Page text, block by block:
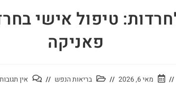
טיפול אישי
פאניקה
מאי 6, 2026 בריאות הנפש אין תגובות